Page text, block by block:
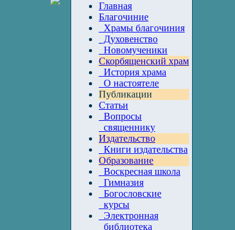
Главная
Благочиние
Храмы благочиния
Духовенство
Новомученики
Скорбященский храм
История храма
О настоятеле
Публикации
Статьи
Вопросы
священнику
Издательство
Книги издательства
Образование
Воскресная школа
Гимназия
Богословские
курсы
Электронная
библиотека